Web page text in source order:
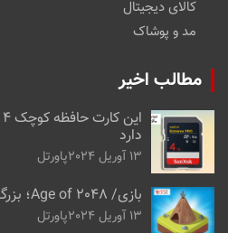
کالای دیجیتال
مد و پوشاک
مطالب اخیر
دارد
13 آوریل 2024 پاورتل
بازی/ Age of 2048؛ بزرگ‌ترین تمدن جهان را بسازید
13 آوریل 2024 پاورتل